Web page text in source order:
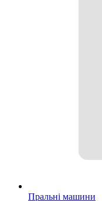
Пральні машини